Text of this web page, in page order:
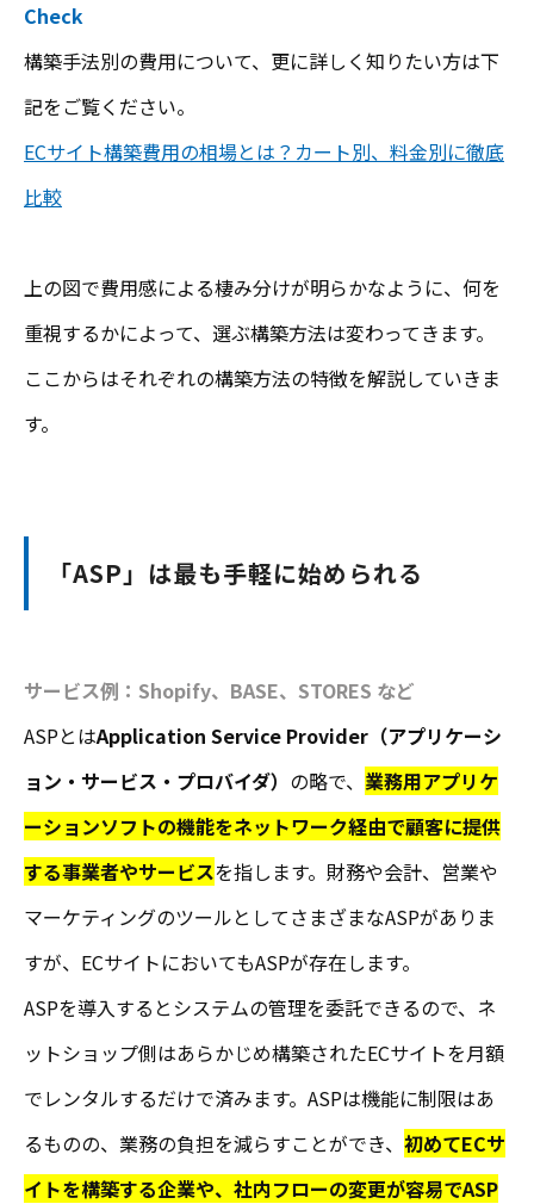
Check
構築手法別の費用について、更に詳しく知りたい方は下
記をご覧ください。
ECサイト構築費用の相場とは？カート別、料金別に徹底
比較
上の図で費用感による棲み分けが明らかなように、何を
重視するかによって、選ぶ構築方法は変わってきます。
ここからはそれぞれの構築方法の特徴を解説していきま
す。
「ASP」は最も手軽に始められる
サービス例：Shopify、BASE、STORES など
ASPとはApplication Service Provider（アプリケーシ
ョン・サービス・プロバイダ） の略で、 業務用アプリケ
ーションソフトの機能をネットワーク経由で顧客に提供
する事業者やサービスを指します。財務や会計、営業や
マーケティングのツールとしてさまざまなASPがありま
すが、ECサイトにおいてもASPが存在します。
ASPを導入するとシステムの管理を委託できるので、ネ
ットショップ側はあらかじめ構築されたECサイトを月額
でレンタルするだけで済みます。ASPは機能に制限はあ
るものの、業務の負担を減らすことができ、 初めてECサ
イトを構築する企業や、社内フローの変更が容易でASP